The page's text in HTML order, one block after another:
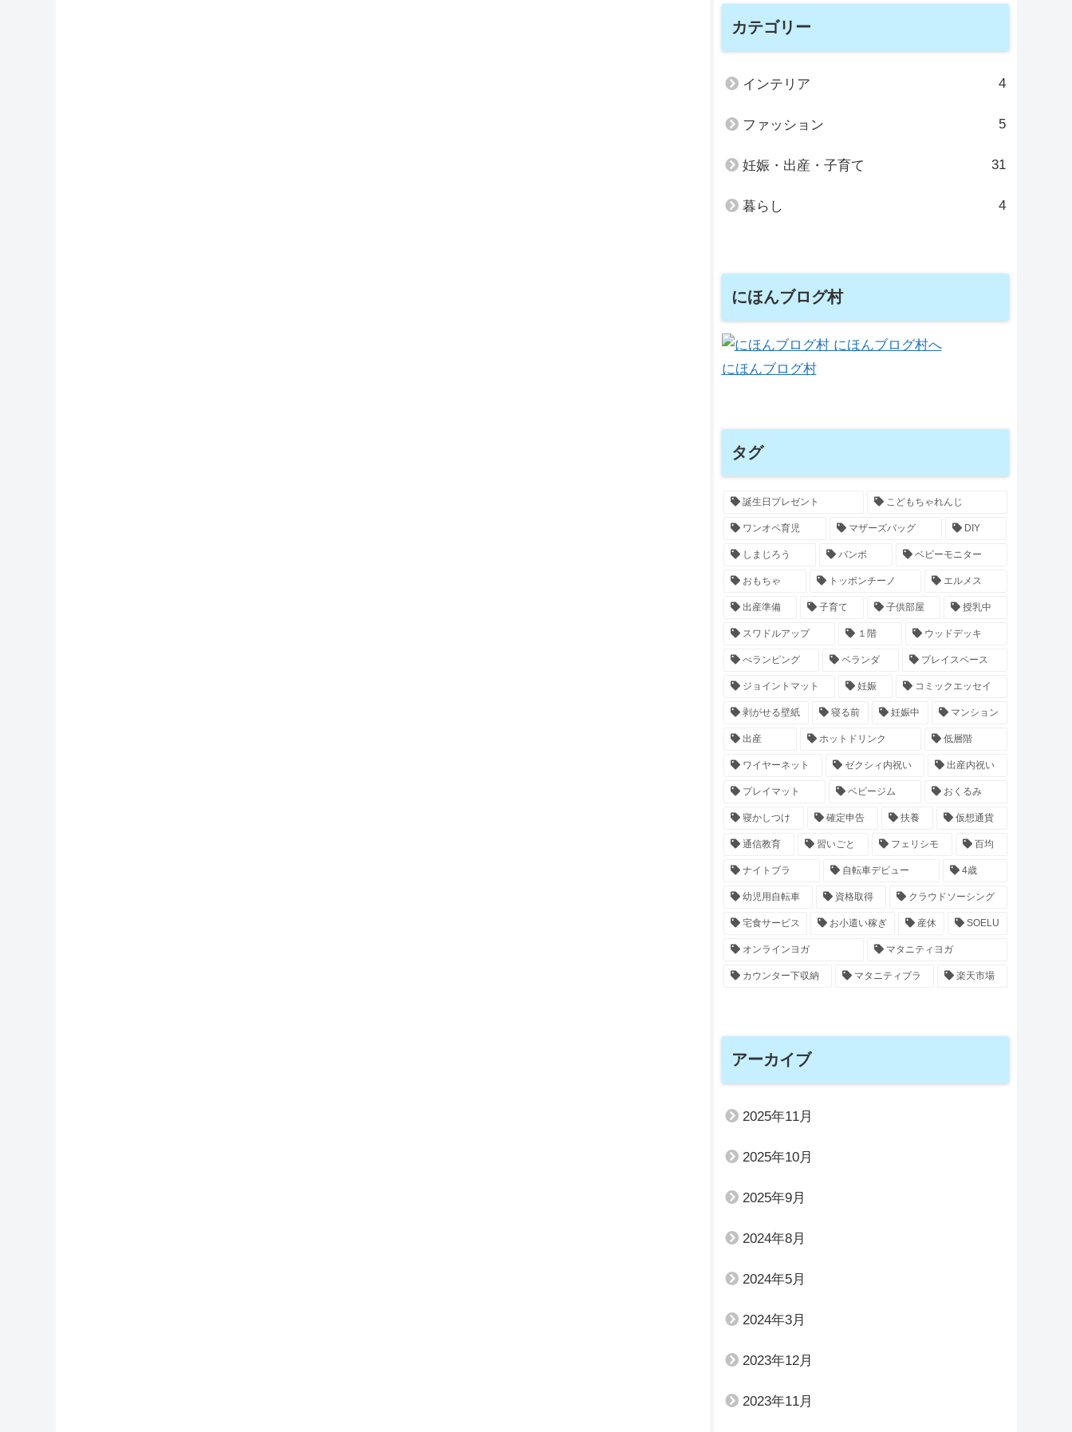
カテゴリー
インテリア 4
ファッション 5
妊娠・出産・子育て 31
暮らし 4
にほんブログ村
にほんブログ村
タグ
誕生日プレゼント こどもちゃれんじ
ワンオペ育児 マザーズバッグ DIY
しまじろう バンボ ベビーモニター
おもちゃ トッポンチーノ エルメス
出産準備 子育て 子供部屋 授乳中
スワドルアップ １階 ウッドデッキ
べランピング ベランダ プレイスペース
ジョイントマット 妊娠 コミックエッセイ
剥がせる壁紙 寝る前 妊娠中 マンション
出産 ホットドリンク 低層階
ワイヤーネット ゼクシィ内祝い 出産内祝い
プレイマット ベビージム おくるみ
寝かしつけ 確定申告 扶養 仮想通貨
通信教育 習いごと フェリシモ 百均
ナイトブラ 自転車デビュー 4歳
幼児用自転車 資格取得 クラウドソーシング
宅食サービス お小遣い稼ぎ 産休 SOELU
オンラインヨガ マタニティヨガ
カウンター下収納 マタニティブラ 楽天市場
アーカイブ
2025年11月
2025年10月
2025年9月
2024年8月
2024年5月
2024年3月
2023年12月
2023年11月